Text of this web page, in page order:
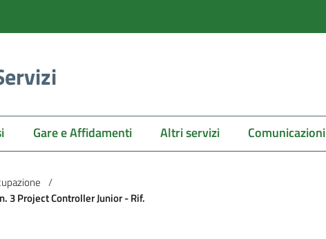
Gare e Affidamenti Altri servizi Comunicazioni
/
3 Project Controller Junior - Rif.